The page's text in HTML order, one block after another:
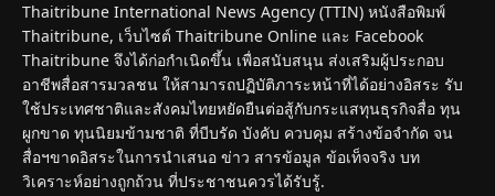
Thaitribune International News Agency (TTIN) หนังสือพิมพ์
Thaitribune, เว็บไซต์ Thaitribune Online และ Facebook
Thaitribune จึงได้ก่อกำเนิดขึ้น เพื่อสนับสนุน ส่งเสริมผู้ประกอบ
อาชีพสื่อสารมวลชน ให้สามารถปฏิบัติภาระหน้าที่ได้อย่างอิสระ รับ
ใช้ประเทศชาติและสังคมไทยหยัดยืนต่อสู้กับกระแสทุนธุรกิจสื่อ ทุน
ผูกขาด ทุนนิยมข้ามชาติ ที่บีบรัด บังคับ ควบคุม สร้างข้อจำกัด จน
สื่อฯขาดอิสระในการนำเสนอ ข่าว สารข้อมูล ข้อเท็จจริง บท
วิเคราะห์อย่างถูกถ้วน ที่ประชาชนควรได้รับรู้.